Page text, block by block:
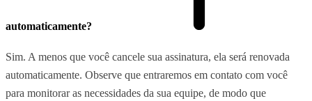
automaticamente?
Sim. A menos que você cancele sua assinatura, ela será renovada
automaticamente. Observe que entraremos em contato com você
para monitorar as necessidades da sua equipe, de modo que